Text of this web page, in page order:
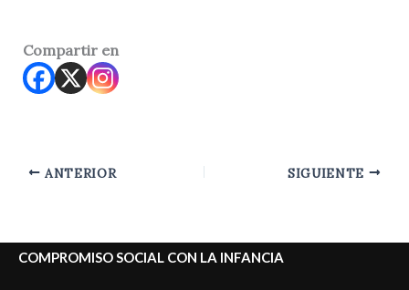
Compartir en
ANTERIOR SIGUIENTE
COMPROMISO SOCIAL CON LA INFANCIA